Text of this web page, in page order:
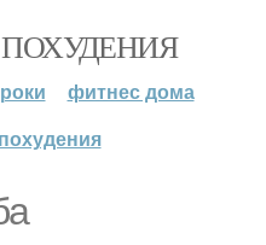
фитнес дома